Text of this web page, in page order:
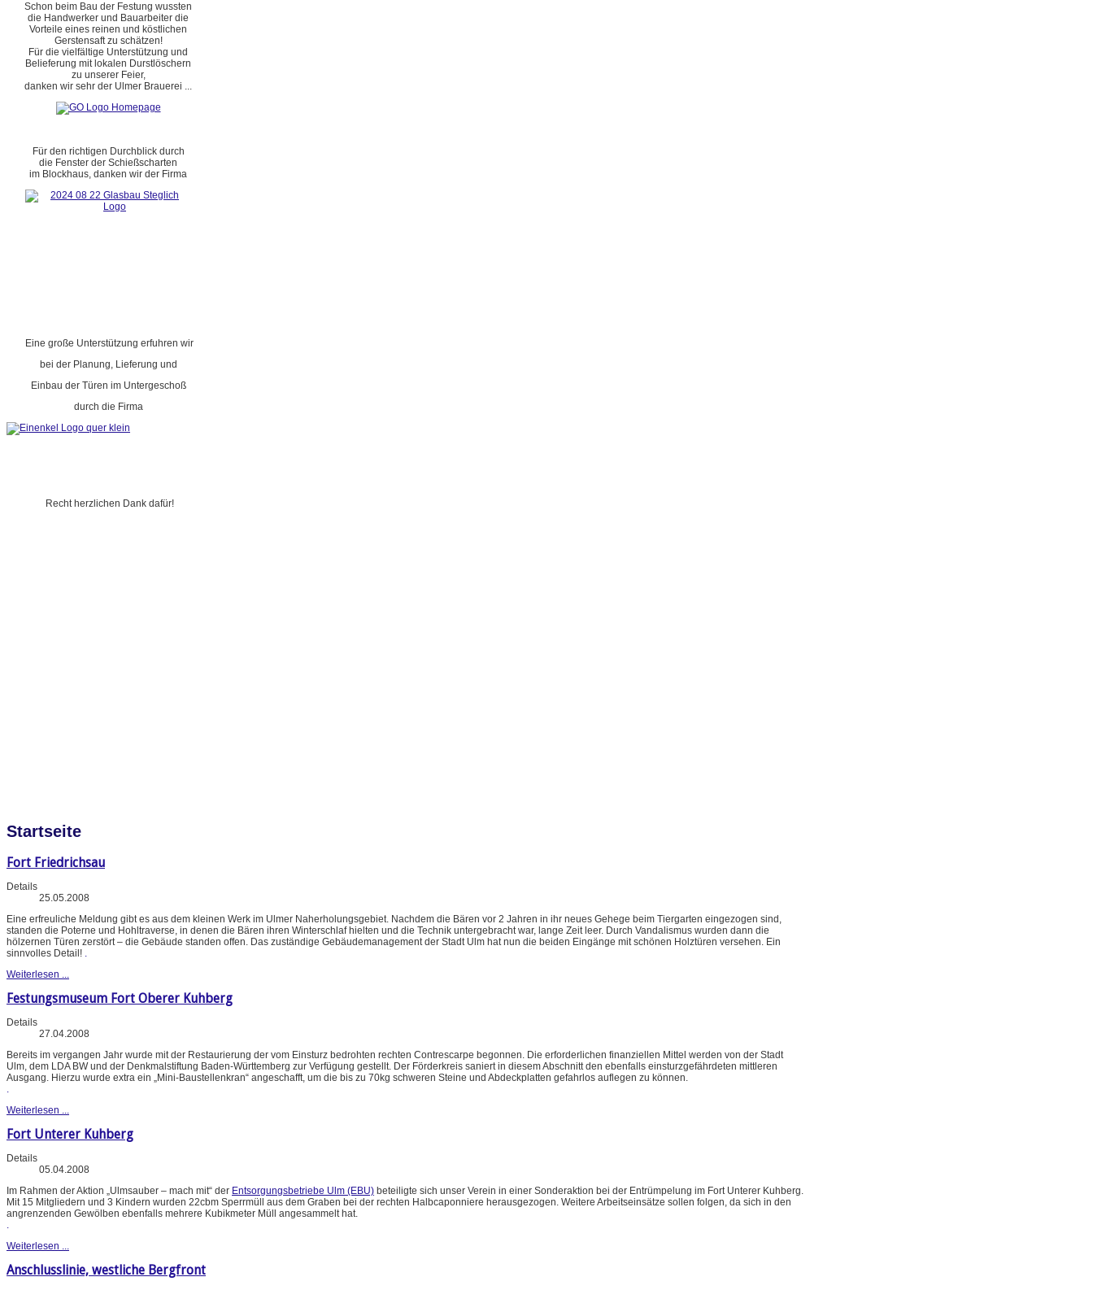
Schon beim Bau der Festung wussten
die Handwerker und Bauarbeiter die
Vorteile eines reinen und köstlichen
Gerstensaft zu schätzen!
Für die vielfältige Unterstützung und
Belieferung mit lokalen Durstlöschern
zu unserer Feier,
danken wir sehr der Ulmer Brauerei ...
Für den richtigen Durchblick durch
die Fenster der Schießscharten
im Blockhaus, danken wir der Firma
Eine große Unterstützung erfuhren wir
bei der Planung, Lieferung und
Einbau der Türen im Untergeschoß
durch die Firma
Recht herzlichen Dank dafür!
Startseite
Fort Friedrichsau
Details
25.05.2008
Eine erfreuliche Meldung gibt es aus dem kleinen Werk im Ulmer Naherholungsgebiet. Nachdem die Bären vor 2 Jahren in ihr neues Gehege beim Tiergarten eingezogen sind,
standen die Poterne und Hohltraverse, in denen die Bären ihren Winterschlaf hielten und die Technik untergebracht war, lange Zeit leer. Durch Vandalismus wurden dann die
hölzernen Türen zerstört – die Gebäude standen offen. Das zuständige Gebäudemanagement der Stadt Ulm hat nun die beiden Eingänge mit schönen Holztüren versehen. Ein
sinnvolles Detail! .
Weiterlesen ...
Festungsmuseum Fort Oberer Kuhberg
Details
27.04.2008
Bereits im vergangen Jahr wurde mit der Restaurierung der vom Einsturz bedrohten rechten Contrescarpe begonnen. Die erforderlichen finanziellen Mittel werden von der Stadt
Ulm, dem LDA BW und der Denkmalstiftung Baden-Württemberg zur Verfügung gestellt. Der Förderkreis saniert in diesem Abschnitt den ebenfalls einsturzgefährdeten mittleren
Ausgang. Hierzu wurde extra ein „Mini-Baustellenkran“ angeschafft, um die bis zu 70kg schweren Steine und Abdeckplatten gefahrlos auflegen zu können.
Weiterlesen ...
Fort Unterer Kuhberg
Details
05.04.2008
Im Rahmen der Aktion „Ulmsauber – mach mit“ der Entsorgungsbetriebe Ulm (EBU) beteiligte sich unser Verein in einer Sonderaktion bei der Entrümpelung im Fort Unterer Kuhberg.
Mit 15 Mitgliedern und 3 Kindern wurden 22cbm Sperrmüll aus dem Graben bei der rechten Halbcaponniere herausgezogen. Weitere Arbeitseinsätze sollen folgen, da sich in den
angrenzenden Gewölben ebenfalls mehrere Kubikmeter Müll angesammelt hat.
Weiterlesen ...
Anschlusslinie, westliche Bergfront